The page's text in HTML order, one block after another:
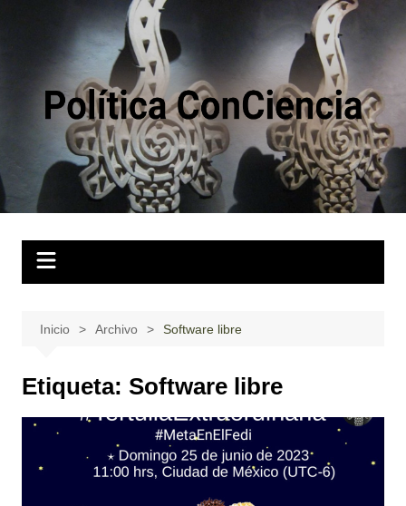
Inicio Archivo Software libre
Etiqueta: Software libre